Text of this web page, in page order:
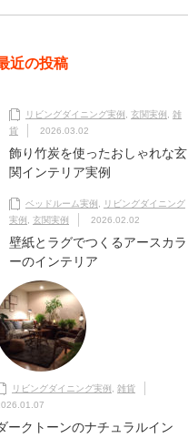
近の投稿
リビングダイニング実例 , 玄関実例 , 雑
貨
2026.03.02
飾り竹炭を使ったおしゃれな玄
関インテリア実例
ベッドルーム実例 , リビングダイニング
実例 , 玄関実例 2026.02.02
壁紙とラグでつくるアースカラ
ーのインテリア
リビングダイニング実例 , 雑貨
ークトーンのナチュラルイン